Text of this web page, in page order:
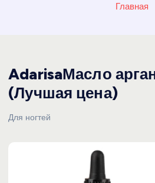
Главная
AdarisaМасло
(Лучшая цена)
Для ногтей